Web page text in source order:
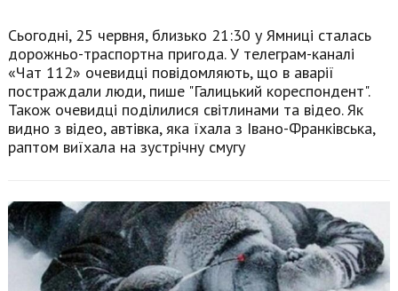
Сьогодні, 25 червня, близько 21:30 у Ямниці сталась
дорожньо-траспортна пригода. У телеграм-каналі
«Чат 112» очевидці повідомляють, що в аварії
постраждали люди, пише "Галицький кореспондент".
Також очевидці поділилися світлинами та відео. Як
видно з відео, автівка, яка їхала з Івано-Франківська,
раптом виїхала на зустрічну смугу